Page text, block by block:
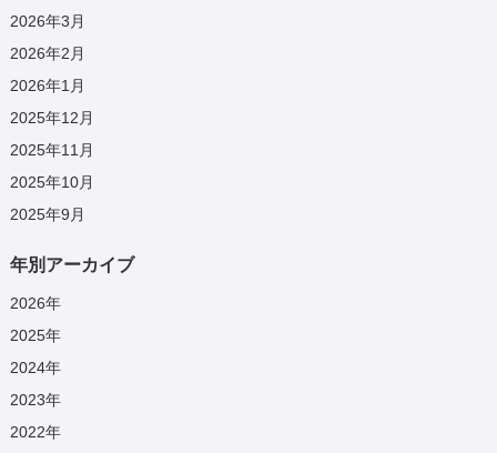
2026年3月
2026年2月
2026年1月
2025年12月
2025年11月
2025年10月
2025年9月
年別アーカイブ
2026年
2025年
2024年
2023年
2022年